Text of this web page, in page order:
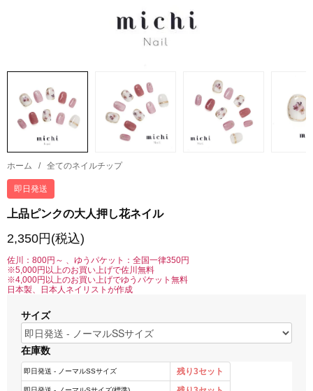
ホーム / 全てのネイルチップ
即日発送
上品ピンクの大人押し花ネイル
2,350円(税込)
佐川：800円～ 、ゆうパケット：全国一律350円
※5,000円以上のお買い上げで佐川無料
※4,000円以上のお買い上げでゆうパケット無料
日本製、日本人ネイリストが作成
サイズ
在庫数